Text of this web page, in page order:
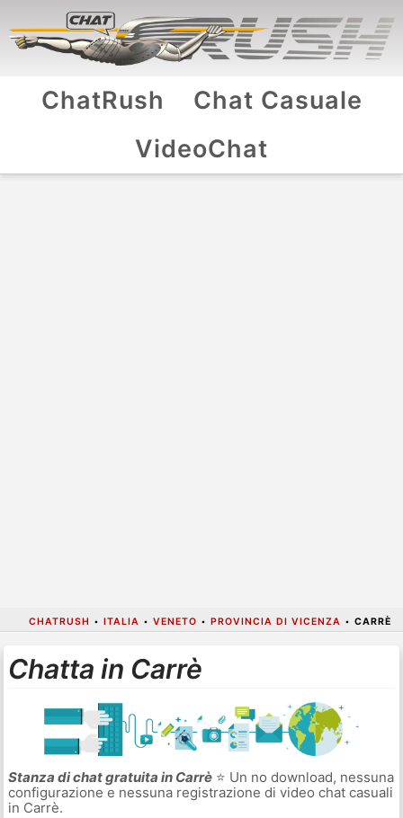
ChatRush
Chat Casuale
VideoChat
CHATRUSH • ITALIA • VENETO • PROVINCIA DI VICENZA • CARRÈ
Chatta in Carrè
Stanza di chat gratuita in Carrè⭐ Un no download, nessuna
configurazione e nessuna registrazione di video chat casuali
in Carrè.